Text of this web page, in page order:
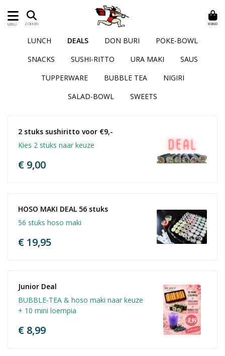
MENU ZOEKEN MAND
LUNCH DEALS DON BURI
POKE-BOWL
SNACKS
SUSHI-RITTO URA MAKI
SAUS
TUPPERWARE
BUBBLE TEA
NIGIRI
SALAD-BOWL
SWEETS
2 stuks sushiritto voor €9,-
Kies 2 stuks naar keuze
€ 9,00
HOSO MAKI DEAL 56 stuks
56 stuks hoso maki
€ 19,95
Junior Deal
BUBBLE-TEA & hoso maki naar keuze
+ 10 mini loempia
€ 8,99